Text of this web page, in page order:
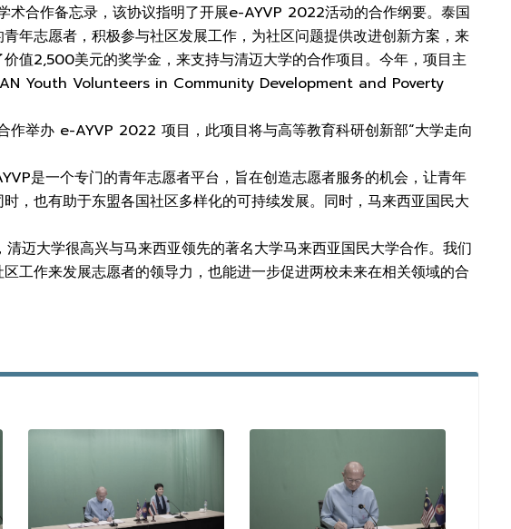
合作备忘录，该协议指明了开展e-AYVP 2022活动的合作纲要。泰国
年志愿者，积极参与社区发展工作，为社区问题提供改进创新方案，来
值2,500美元的奖学金，来支持与清迈大学的合作项目。今年，项目主
Youth Volunteers in Community Development and Poverty
作举办 e-AYVP 2022 项目，此项目将与高等教育科研创新部“大学走向
是一个专门的青年志愿者平台，旨在创造志愿者服务的机会，让青年
，也有助于东盟各国社区多样化的可持续发展。同时，马来西亚国民大
迈大学很高兴与马来西亚领先的著名大学马来西亚国民大学合作。我们
工作来发展志愿者的领导力，也能进一步促进两校未来在相关领域的合